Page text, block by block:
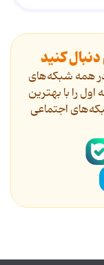
کنید
همه شبکه‌های
را با بهترین
اجتماعی